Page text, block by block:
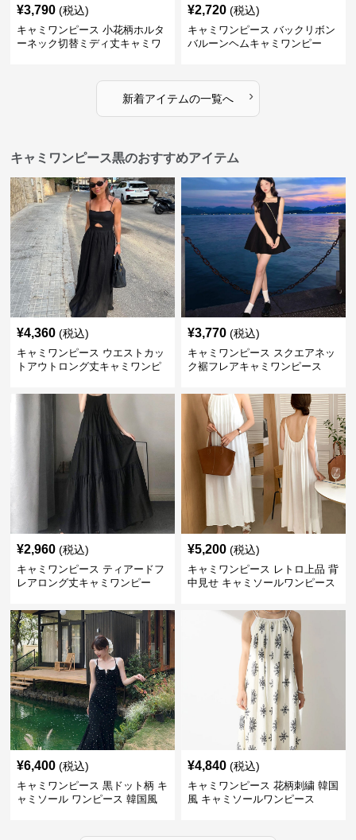
¥3,790 (税込)
キャミワンピース 小花柄ホルタ
ーネック切替ミディ丈キャミワ
¥2,720 (税込)
キャミワンピース バックリボン
バルーンヘムキャミワンピー
新着アイテムの一覧へ ›
キャミワンピース黒のおすすめアイテム
¥4,360 (税込)
キャミワンピース ウエストカッ
トアウトロング丈キャミワンピ
¥3,770 (税込)
キャミワンピース スクエアネッ
ク裾フレアキャミワンピース
¥2,960 (税込)
キャミワンピース ティアードフ
レアロング丈キャミワンピー
¥5,200 (税込)
キャミワンピース レトロ上品 背
中見せ キャミソールワンピース
¥6,400 (税込)
キャミワンピース 黒ドット柄 キ
ャミソール ワンピース 韓国風
¥4,840 (税込)
キャミワンピース 花柄刺繍 韓国
風 キャミソールワンピース